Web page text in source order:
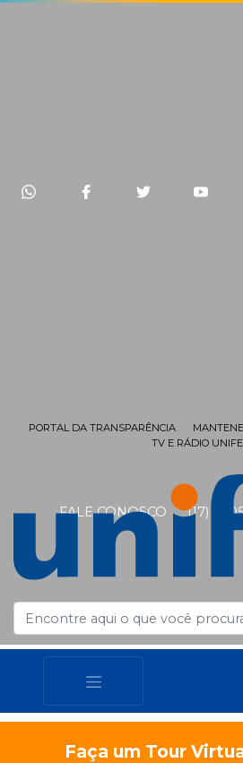
FALE CONOSCO (17)
PORTAL DA TRANSPARÊNCIA
TV E RÁDIO
Faça um Tour